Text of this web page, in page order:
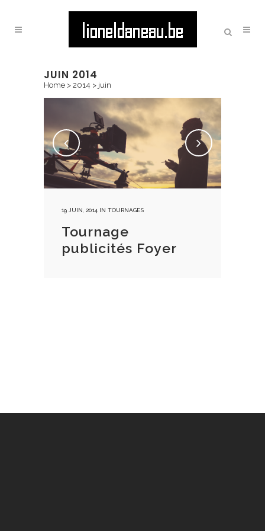
JUIN 2014
Home > 2014 > juin
19 JUIN, 2014 IN TOURNAGES
Tournage
publicités Foyer